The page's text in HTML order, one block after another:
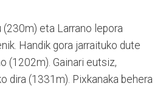
eta Larrano lepora
Handik gora jarraituko dute
(1202m). Gainari eutsiz,
dira (1331m). Pixkanaka behera